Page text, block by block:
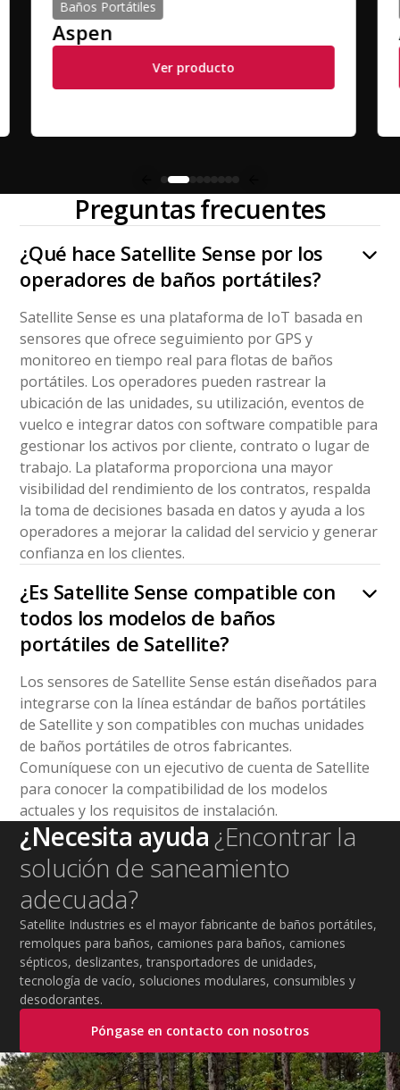
Baños Portátiles
Aspen
Ver producto
Preguntas frecuentes
¿Qué hace Satellite Sense por los
operadores de baños portátiles?
Satellite Sense es una plataforma de IoT basada en
sensores que ofrece seguimiento por GPS y
monitoreo en tiempo real para flotas de baños
portátiles. Los operadores pueden rastrear la
ubicación de las unidades, su utilización, eventos de
vuelco e integrar datos con software compatible para
gestionar los activos por cliente, contrato o lugar de
trabajo. La plataforma proporciona una mayor
visibilidad del rendimiento de los contratos, respalda
la toma de decisiones basada en datos y ayuda a los
operadores a mejorar la calidad del servicio y generar
confianza en los clientes.
¿Es Satellite Sense compatible con
todos los modelos de baños
portátiles de Satellite?
Los sensores de Satellite Sense están diseñados para
integrarse con la línea estándar de baños portátiles
de Satellite y son compatibles con muchas unidades
de baños portátiles de otros fabricantes.
Comuníquese con un ejecutivo de cuenta de Satellite
para conocer la compatibilidad de los modelos
actuales y los requisitos de instalación.
¿Necesita ayuda¿Encontrar la
solución de saneamiento
adecuada?
Satellite Industries es el mayor fabricante de baños portátiles,
remolques para baños, camiones para baños, camiones
sépticos, deslizantes, transportadores de unidades,
tecnología de vacío, soluciones modulares, consumibles y
desodorantes.
Póngase en contacto con nosotros